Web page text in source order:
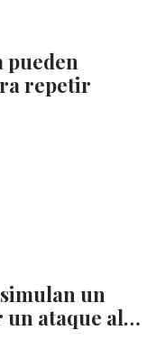
pueden
repetir
un
un ataque al…